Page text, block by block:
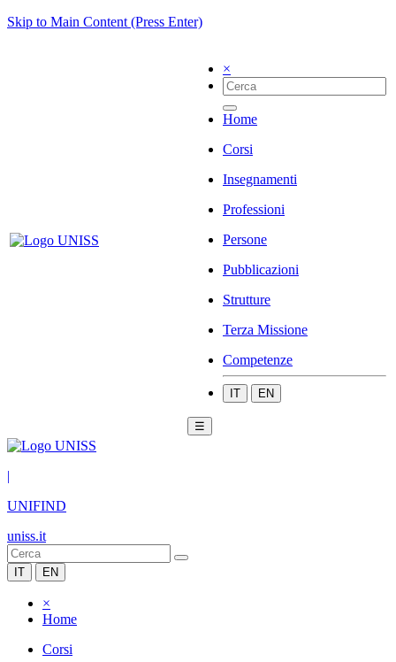
Skip to Main Content (Press Enter)
×
Home
Corsi
Insegnamenti
Professioni
Persone
Pubblicazioni
Strutture
Terza Missione
Competenze
IT EN
☰
|
UNIFIND
uniss.it
IT EN
×
Home
Corsi